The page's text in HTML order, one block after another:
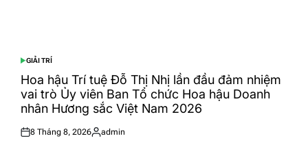
POSTED
IN
GIẢI TRÍ
Hoa hậu Trí tuệ Đỗ Thị Nhị lần đầu đảm nhiệm
vai trò Ủy viên Ban Tổ chức Hoa hậu Doanh
nhân Hương sắc Việt Nam 2026
Posted
8 Tháng 8, 2026
Posted
admin